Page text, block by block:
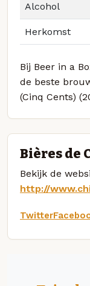
Alcohol
Herkomst
Bij Beer in a
de beste
(Cinq Cents)
Bières de
Bekijk de
http://
Twitter